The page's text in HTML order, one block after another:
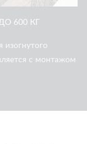
600 КГ
изогнутого
с монтажом